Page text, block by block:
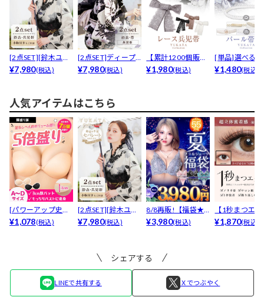
[2点SET][鈴木ユリ
ア(baby)...
¥7,980(税込)
[2点SET]ディープ
ホワイト百合柄浴...
¥7,980(税込)
【累計1200個販
売】[単品] フラワ...
¥1,980(税込)
[単品]選べる
【YUKATA b...
¥1,480(税込)
人気アイテムはこちら
[パワーアップ史上
最強5倍盛りアップ
¥1,078(税込)
[2点SET][鈴木ユリ
ア(baby)...
¥7,980(税込)
8/8再販!【福袋★
ブラセット3点
¥3,980(税込)
【1秒まつエ
リュームタイ
¥1,870(税込)
シェアする
LINEで共有する Ｘでつぶやく